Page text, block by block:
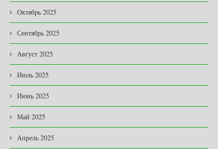
Октябрь 2025
Сентябрь 2025
Август 2025
Июль 2025
Июнь 2025
Май 2025
Апрель 2025